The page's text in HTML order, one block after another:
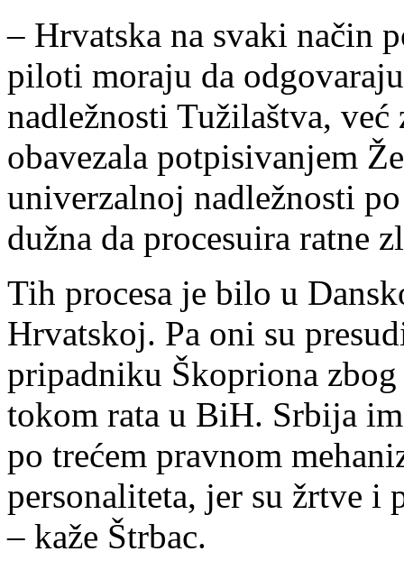
– Hrvatska na svaki način
piloti moraju da
nadležnosti Tužilaštva, već
obavezala potpisivanjem
univerzalnoj nadležnosti
dužna da procesuira ratne
Tih procesa je bilo u
Hrvatskoj. Pa oni su
pripadniku Škopriona
tokom rata u BiH. Srbija
po trećem pravnom
personaliteta, jer su žrtve i
– kaže Štrbac.